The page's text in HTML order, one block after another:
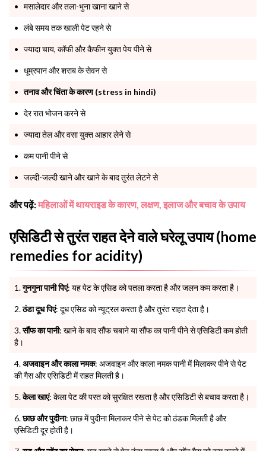
मसालेदार और तला-भुना खाना खाने से
लंबे समय तक खाली पेट रहने से
ज्यादा चाय, कॉफी और कैफीन युक्त पेय पीने से
धूम्रपान और शराब के सेवन से
तनाव और चिंता के कारण (stress in hindi)
देर रात भोजन करने से
ज्यादा तेल और वसा युक्त आहार लेने से
कम पानी पीने से
जल्दी-जल्दी खाने और खाने के बाद तुरंत लेटने से
और पढ़ें:महिलाओं में थायराइड के कारण, लक्षण, इलाज और बचाव के उपाय
एसिडिटी से तुरंत राहत देने वाले घरेलू उपाय (home
remedies for acidity)
गुनगुना पानी पिएं: यह पेट के एसिड को पतला करता है और जलन कम करता है।
ठंडा दूध पिएं: दूध एसिड को न्यूट्रल करता है और तुरंत राहत देता है।
सौंफ का पानी: खाने के बाद सौंफ चबाने या सौंफ का पानी पीने से एसिडिटी कम होती
है।
अजवाइन और काला नमक: अजवाइन और काला नमक पानी में मिलाकर पीने से पेट
की गैस और एसिडिटी में राहत मिलती है।
केला खाएं: केला पेट की परत को सुरक्षित रखता है और एसिडिटी से बचाव करता है।
छाछ और पुदीना: छाछ में पुदीना मिलाकर पीने से पेट को ठंडक मिलती है और
एसिडिटी दूर होती है।